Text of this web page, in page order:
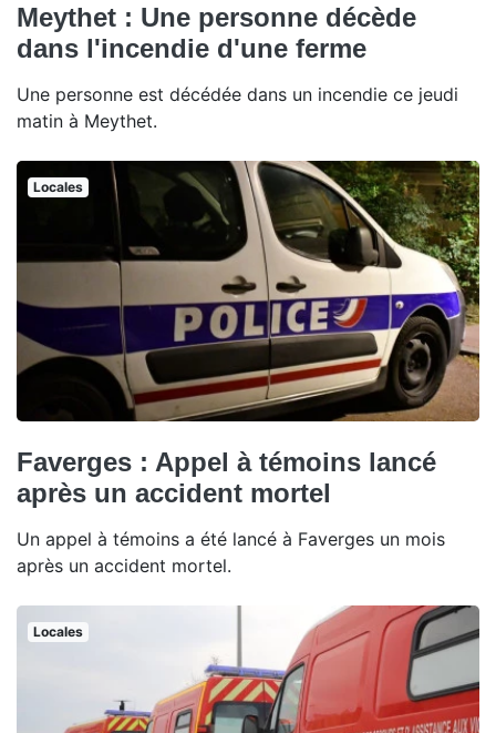
Meythet : Une personne décède
dans l'incendie d'une ferme
Une personne est décédée dans un incendie ce jeudi
matin à Meythet.
Locales
Faverges : Appel à témoins lancé
après un accident mortel
Un appel à témoins a été lancé à Faverges un mois
après un accident mortel.
Locales